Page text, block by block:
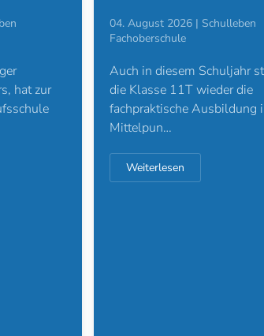
hat zur
04. August 2026 | Schulleben
Fachoberschule
Auch in diesem Schuljahr
die Klasse 11T wieder die
fachpraktische Ausbildung
Mittelpun…
Weiterlesen